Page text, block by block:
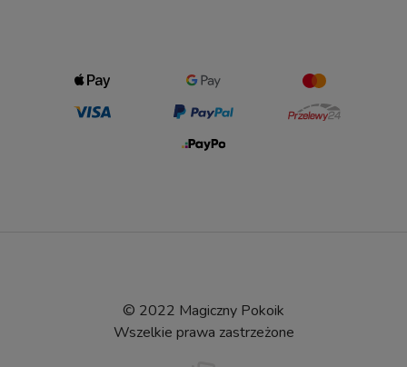
© 2022 Magiczny Pokoik
Wszelkie prawa zastrzeżone